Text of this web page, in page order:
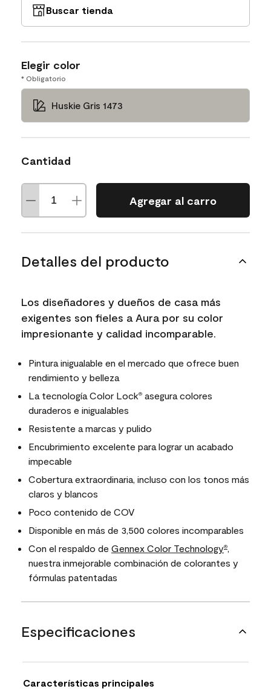
Buscar tienda
Elegir color
* Obligatorio
Huskie Gris 1473
Cantidad
Agregar al carro
Detalles del producto
Los diseñadores y dueños de casa más
exigentes son fieles a Aura por su color
impresionante y calidad incomparable.
Pintura inigualable en el mercado que ofrece buen
rendimiento y belleza
La tecnología Color Lock® asegura colores
duraderos e inigualables
Resistente a marcas y pulido
Encubrimiento excelente para lograr un acabado
impecable
Cobertura extraordinaria, incluso con los tonos más
claros y blancos
Poco contenido de COV
Disponible en más de 3,500 colores incomparables
Con el respaldo de Gennex Color Technology®,
nuestra inmejorable combinación de colorantes y
fórmulas patentadas
Especificaciones
Características principales